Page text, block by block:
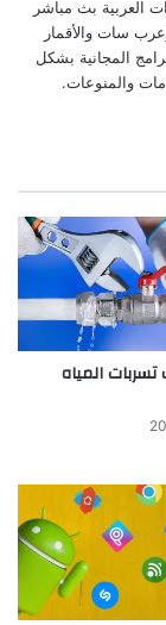
العربية بث مباشر
سات والأقمار
المجانية بشكل
والمنوعات.
المياه